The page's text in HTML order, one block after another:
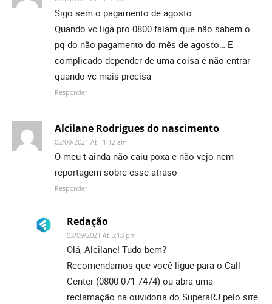
Sigo sem o pagamento de agosto..
Quando vc liga pro 0800 falam que não sabem o
pq do não pagamento do mês de agosto… E
complicado depender de uma coisa é não entrar
quando vc mais precisa
Responder
Alcilane Rodrigues do nascimento
02/09/2021 At 11:12 am
O meu t ainda não caiu poxa e não vejo nem
reportagem sobre esse atraso
Responder
Redação
03/09/2021 At 5:18 pm
Olá, Alcilane! Tudo bem?
Recomendamos que você ligue para o Call
Center (0800 071 7474) ou abra uma
reclamação na ouvidoria do SuperaRJ pelo site